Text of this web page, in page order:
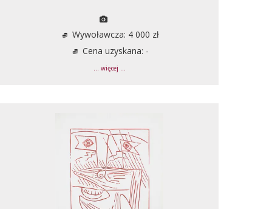
Wywoławcza: 4 000 zł
Cena uzyskana: -
... więcej ...